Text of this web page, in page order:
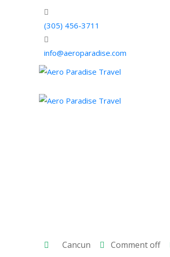
(305) 456-3711
info@aeroparadise.com
Cancun Comment off